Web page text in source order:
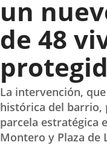
un
de 48
La intervención,
histórica del barrio,
parcela estratégica
Montero y Plaza de